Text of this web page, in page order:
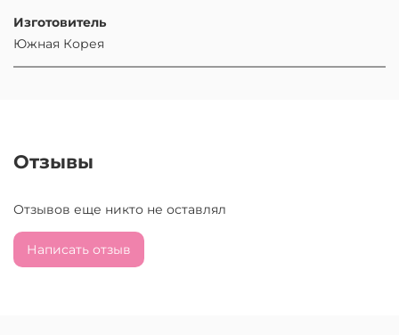
Изготовитель
Южная Корея
Отзывы
Отзывов еще никто не оставлял
Написать отзыв